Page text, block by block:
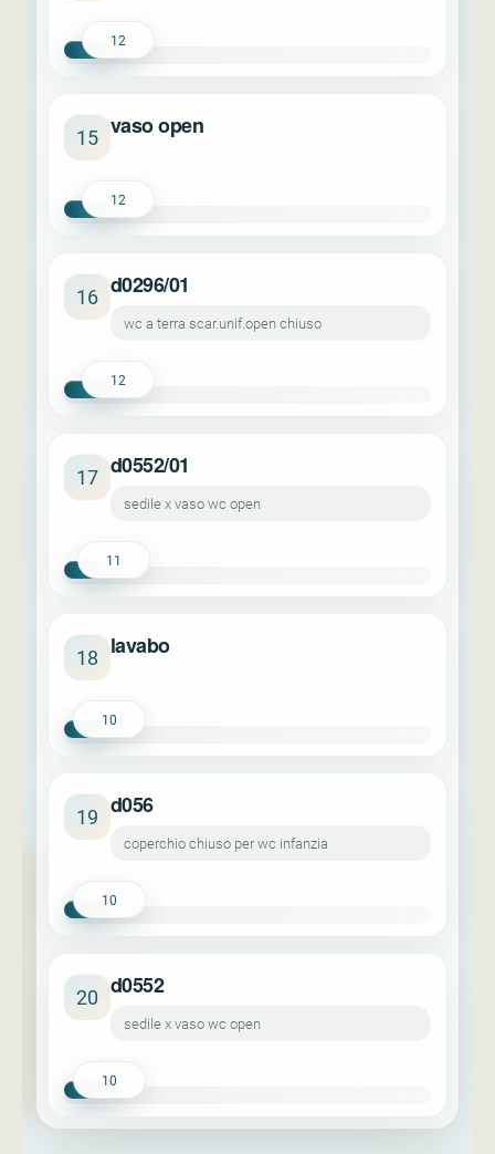
12
15 vaso open
12
16 d0296/01
wc a terra scar.unif.open chiuso
12
17 d0552/01
sedile x vaso wc open
11
18 lavabo
10
19 d056
coperchio chiuso per wc infanzia
10
20 d0552
sedile x vaso wc open
10